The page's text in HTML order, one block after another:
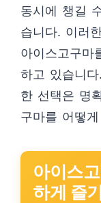
동시에 챙길
습니다. 이러
아이스고구마
하고 있습니
한 선택은 명
구마를 어떻
아이스
하게 즐